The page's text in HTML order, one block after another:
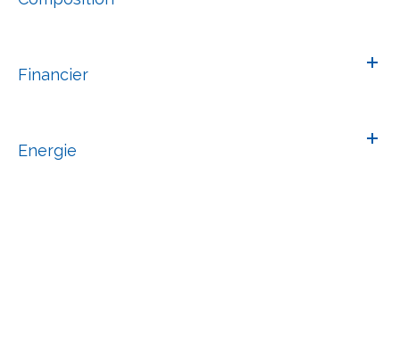
Financier
Energie